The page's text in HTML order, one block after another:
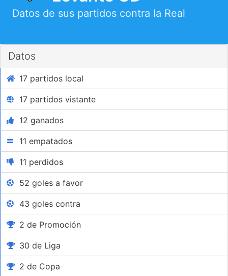
Datos de sus partidos contra la Real
Datos
17 partidos local
17 partidos vistante
12 ganados
11 empatados
11 perdidos
52 goles a favor
43 goles contra
2 de Promoción
30 de Liga
2 de Copa